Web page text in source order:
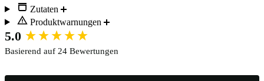
Zutaten
Produktwarnungen
5.0
Basierend auf 24 Bewertungen
New content loaded